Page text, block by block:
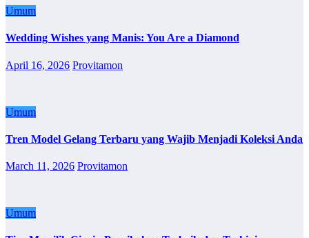
Umum
Wedding Wishes yang Manis: You Are a Diamond
April 16, 2026 Provitamon
Umum
Tren Model Gelang Terbaru yang Wajib Menjadi Koleksi Anda
March 11, 2026 Provitamon
Umum